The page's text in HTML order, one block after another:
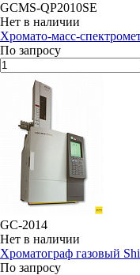
GCMS-QP2010SE
Нет в наличии
Хромато-масс-
По запросу
GC-2014
Нет в наличии
Хроматограф газовый
По запросу